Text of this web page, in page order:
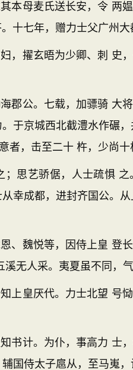
母麦氏送长安，令 两
十七年，赠力士父广州大
擢玄晤为少卿、刺 史
公。七载，加骠骑 大
于京城西北截澧水作碾
者，击至二十 杵，少尚十
艺骄倨，人士疏惧 之
幸成都，进封齐国公。
魏悦等，因侍上皇 登
无人采。夷夏虽不同，
皇厌代。力士北望 号恸
计。为仆，事高力 士，
国侍太子扈从，至马嵬